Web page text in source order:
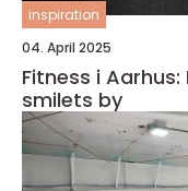
inspiration
04. April 2025
Fitness i
smilets by